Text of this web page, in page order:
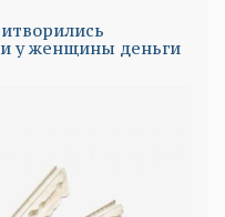
у женщины деньги